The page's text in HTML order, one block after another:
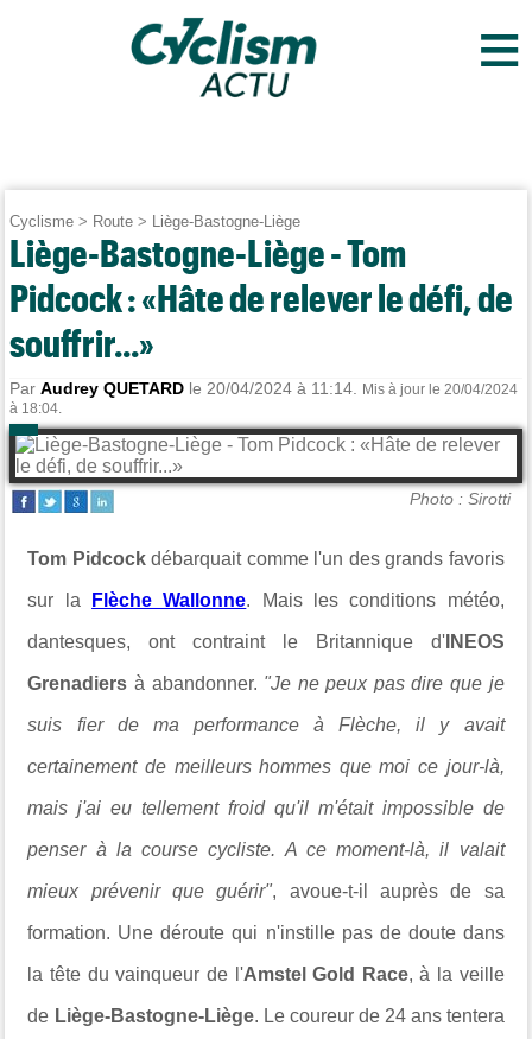
≡
Cyclisme > Route > Liège-Bastogne-Liège
Liège-Bastogne-Liège - Tom
Pidcock : «Hâte de relever le défi, de
souffrir...»
ParAudrey QUETARD le 20/04/2024 à 11:14.
Mis à jour le 20/04/2024
à 18:04.
Photo : Sirotti
Tom Pidcockdébarquait comme l'un des grands favoris
sur la Flèche Wallonne. Mais les conditions météo,
dantesques, ont contraint le Britannique d'INEOS
Grenadiersà abandonner. "Je ne peux pas dire que je
suis fier de ma performance à Flèche, il y avait
certainement de meilleurs hommes que moi ce jour-là,
mais j'ai eu tellement froid qu'il m'était impossible de
penser à la course cycliste. A ce moment-là, il valait
mieux prévenir que guérir", avoue-t-il auprès de sa
formation. Une déroute qui n'instille pas de doute dans
la tête du vainqueur de l'Amstel Gold Race, à la veille
de Liège-Bastogne-Liège. Le coureur de 24 ans tentera